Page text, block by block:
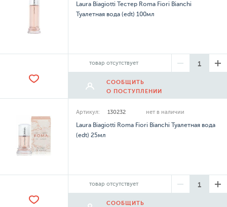
Laura Biagiotti Тестер Roma Fiori Bianchi
Туалетная вода (edt) 100мл
товар отсутствует
СООБЩИТЬ
О ПОСТУПЛЕНИИ
Артикул: 130232 нет в наличии
Laura Biagiotti Roma Fiori Bianchi Туалетная вода
(edt) 25мл
товар отсутствует
СООБЩИТЬ